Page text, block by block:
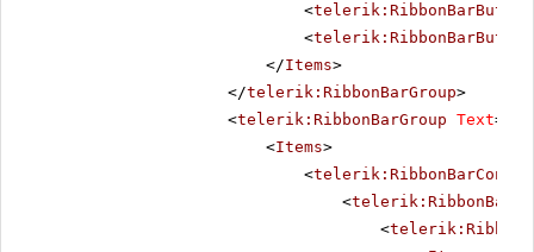
<telerik:RibbonBarButton
<telerik:RibbonBarButton
</Items>
</telerik:RibbonBarGroup>
<telerik:RibbonBarGroup Text=
<Items>
<
<
<